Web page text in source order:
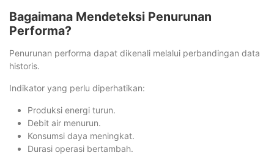
Bagaimana Mendeteksi Penurunan
Performa?
Penurunan performa dapat dikenali melalui perbandingan data
historis.
Indikator yang perlu diperhatikan:
Produksi energi turun.
Debit air menurun.
Konsumsi daya meningkat.
Durasi operasi bertambah.